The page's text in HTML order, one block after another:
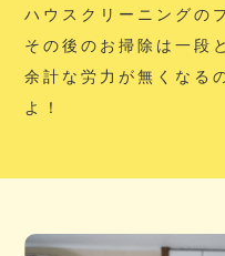
ハウスクリーニングの
その後のお掃除は一段
余計な労力が無くなる
よ！